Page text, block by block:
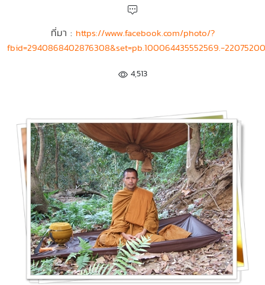
ที่มา : https://www.facebook.com/photo/?
fbid=2940868402876308&set=pb.100064435552569.-
4,513